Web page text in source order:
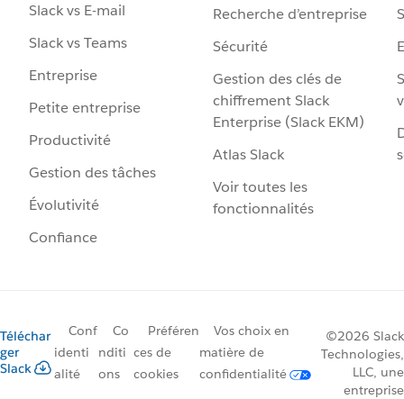
Slack vs E-mail
Slack vs Teams
Entreprise
Petite entreprise
Productivité
Gestion des tâches
Évolutivité
Confiance
Recherche d’entreprise
Sécurité
Gestion des clés de
chiffrement Slack
Enterprise (Slack EKM)
Atlas Slack
Voir toutes les
fonctionnalités
Téléchar
ger
Slack
Conf
identi
alité
Co
nditi
ons
Préféren
ces de
cookies
Vos choix en
matière de
confidentialité
©2026 Slack
Technologies,
LLC, une
entreprise